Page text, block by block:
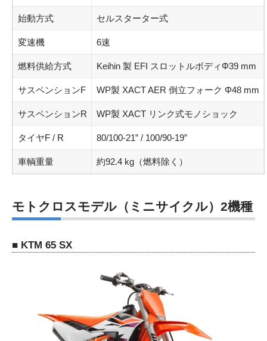
始動方式 セルスターター式
変速機 6速
燃料供給方式 Keihin 製 EFI スロットルボディΦ39 mm
サスペンションF WP製 XACT AER 倒立フォーク Φ48 mm
サスペンションR WP製 XACT リンク式モノショック
タイヤF / R 80/100-21” / 100/90-19”
車輌重量 約92.4 kg（燃料除く）
モトクロスモデル（ミニサイクル）2機種
■ KTM 65 SX